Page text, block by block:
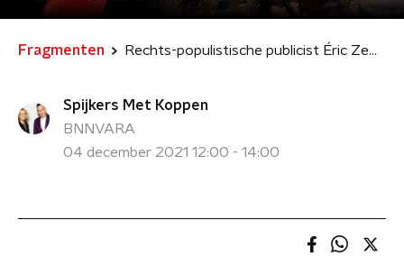
Stefan de Vries praat ons bij.
Fragmenten Rechts-populistische publicist Éric Zemmour wil de nieuwe Franse president worden. Frankrijkkenner Stefan de Vries praat ons bij.
Spijkers Met Koppen
BNNVARA
04 december 2021 12:00 - 14:00